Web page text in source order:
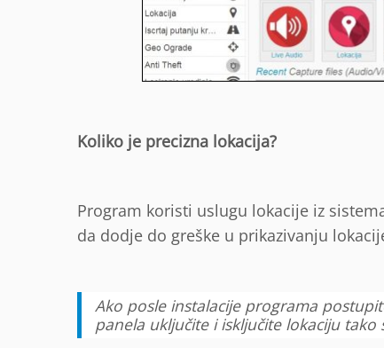
Koliko je precizna lokacija?
Program koristi uslugu lokacije iz
da dodje do greške u prikazivanju
Ako posle instalacije programa
panela uključite i isključite lokaciju